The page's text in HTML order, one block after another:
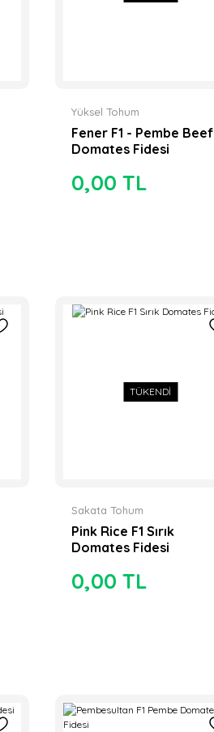
Yüksel Tohum
Fener F1 - Pembe Beef
Domates Fidesi
0,00 TL
TÜKENDİ
Sakata Tohum
Pink Rice F1 Sırık
Domates Fidesi
0,00 TL